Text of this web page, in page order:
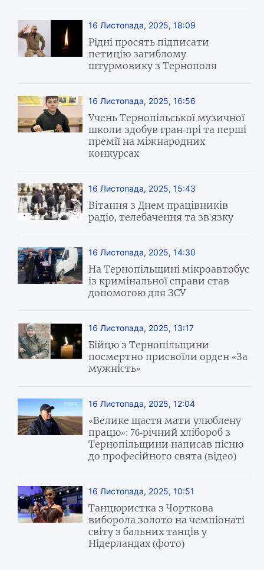
16 Листопада, 2025, 18:09
Рідні просять підписати
петицію загиблому
штурмовику з Тернополя
16 Листопада, 2025, 16:56
Учень Тернопільської музичної
школи здобув гран-прі та перші
премії на міжнародних
конкурсах
16 Листопада, 2025, 15:43
Вітання з Днем працівників
радіо, телебачення та зв'язку
16 Листопада, 2025, 14:30
На Тернопільщині мікроавтобус
із кримінальної справи став
допомогою для ЗСУ
16 Листопада, 2025, 13:17
Бійцю з Тернопільщини
посмертно присвоїли орден «За
мужність»
16 Листопада, 2025, 12:04
«Велике щастя мати улюблену
працю»: 76-річний хлібороб з
Тернопільщини написав пісню
до професійного свята (відео)
16 Листопада, 2025, 10:51
Танцюристка з Чорткова
виборола золото на чемпіонаті
світу з бальних танців у
Нідерландах (фото)